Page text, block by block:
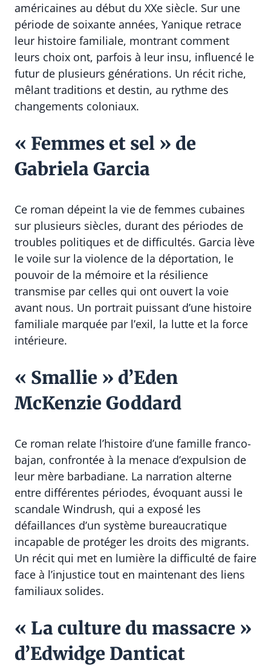
américaines au début du XXe siècle. Sur une
période de soixante années, Yanique retrace
leur histoire familiale, montrant comment
leurs choix ont, parfois à leur insu, influencé le
futur de plusieurs générations. Un récit riche,
mêlant traditions et destin, au rythme des
changements coloniaux.
« Femmes et sel » de
Gabriela Garcia
Ce roman dépeint la vie de femmes cubaines
sur plusieurs siècles, durant des périodes de
troubles politiques et de difficultés. Garcia lève
le voile sur la violence de la déportation, le
pouvoir de la mémoire et la résilience
transmise par celles qui ont ouvert la voie
avant nous. Un portrait puissant d’une histoire
familiale marquée par l’exil, la lutte et la force
intérieure.
« Smallie » d’Eden
McKenzie Goddard
Ce roman relate l’histoire d’une famille franco-
bajan, confrontée à la menace d’expulsion de
leur mère barbadiane. La narration alterne
entre différentes périodes, évoquant aussi le
scandale Windrush, qui a exposé les
défaillances d’un système bureaucratique
incapable de protéger les droits des migrants.
Un récit qui met en lumière la difficulté de faire
face à l’injustice tout en maintenant des liens
familiaux solides.
« La culture du massacre »
d’Edwidge Danticat